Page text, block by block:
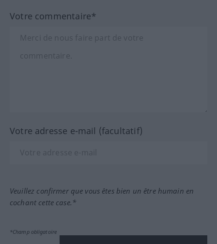
Votre commentaire*
Votre adresse e-mail (facultatif)
Veuillez confirmer que vous êtes bien un être humain en
cochant cette case.*
*Champ obligatoire